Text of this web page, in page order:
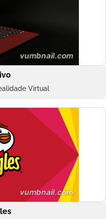
Virtual